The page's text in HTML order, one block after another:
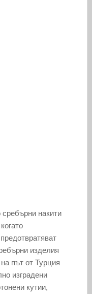
накити
изделия
път от Турция
изградени
кутии,